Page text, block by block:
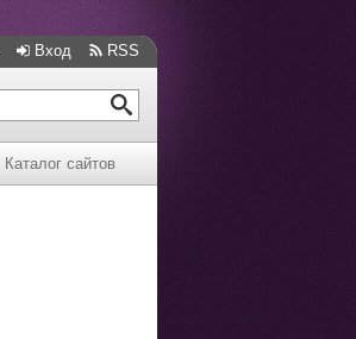
Вход RSS
Каталог сайтов